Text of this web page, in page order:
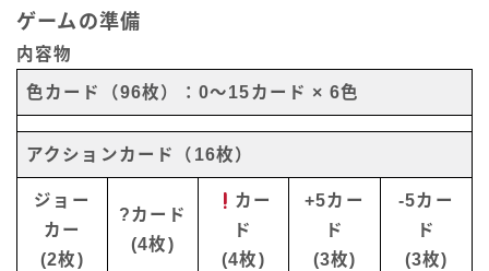
ゲームの準備
内容物
色カード（96枚）：0～15カード × 6色
アクションカード（16枚）
ジョー
カー
(2枚)
?カード
(4枚)
カー
ド
(4枚)
+5カー
ド
(3枚)
-5カー
ド
(3枚)